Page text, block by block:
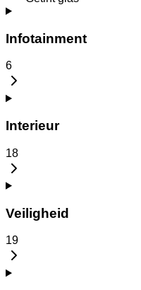
Infotainment
6
Interieur
18
Veiligheid
19